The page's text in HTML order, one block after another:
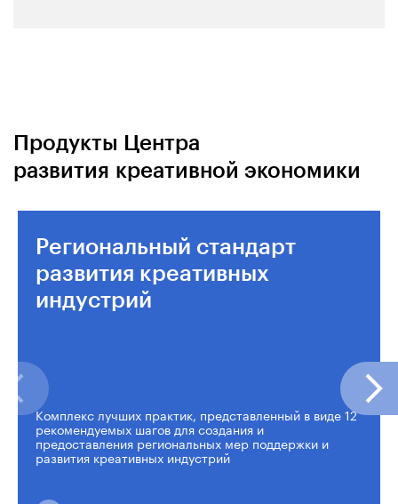
Продукты Центра
развития креативной экономики
Региональный стандарт
развития креативных
индустрий
Комплекс лучших практик, представленный в виде 12
рекомендуемых шагов для создания и
предоставления региональных мер поддержки и
развития креативных индустрий